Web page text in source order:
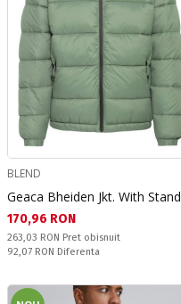
BLEND
Geaca Bheiden Jkt. With Stand
Текуща цена:
170,96 RON
Pret obisnuit:
263,03 RON Pret obisnuit
Спестявате:
92,07 RON Diferenta